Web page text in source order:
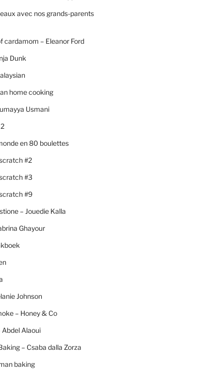
avec nos grands-parents
cardamom – Eleanor Ford
Dunk
home cooking
Usmani
en 80 boulettes
#2
#3
#9
– Jouedie Kalla
Ghayour
Johnson
– Honey & Co
Abdel Alaoui
– Csaba dalla Zorza
baking